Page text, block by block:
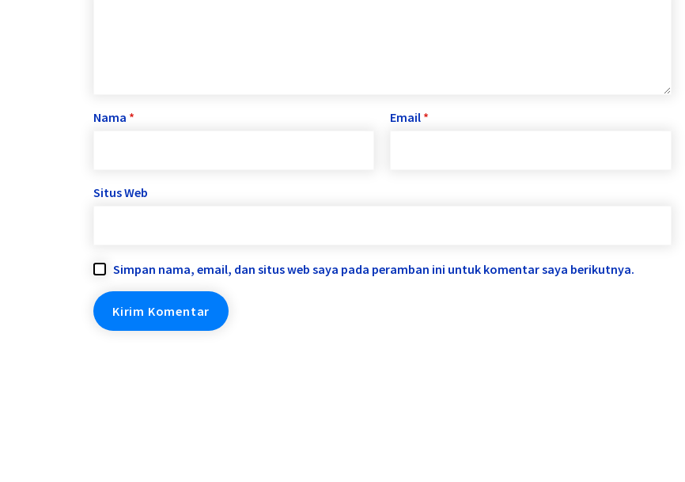
Nama * Email *
Situs Web
Simpan nama, email, dan situs web saya pada peramban ini untuk komentar saya berikutnya.